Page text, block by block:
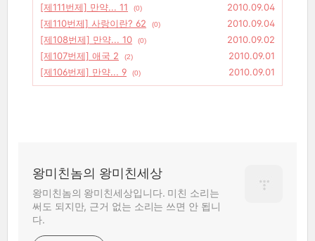
[제111번제] 만약... 11 (0)
2010.09.04
[제110번제] 사랑이란? 62
(0)
2010.09.04
[제108번제] 만약... 10
(0)
2010.09.02
[제107번제] 애국 2
(2)
2010.09.01
[제106번제] 만약... 9
(0) 2010.09.01
왕미친놈의 왕미친세상
왕미친놈의 왕미친세상입니다. 미친 소리는
써도 되지만, 근거 없는 소리는 쓰면 안 됩니
다.